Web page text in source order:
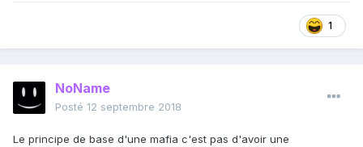
1
NoName
Posté 12 septembre 2018
Le principe de base d'une mafia c'est pas d'avoir une